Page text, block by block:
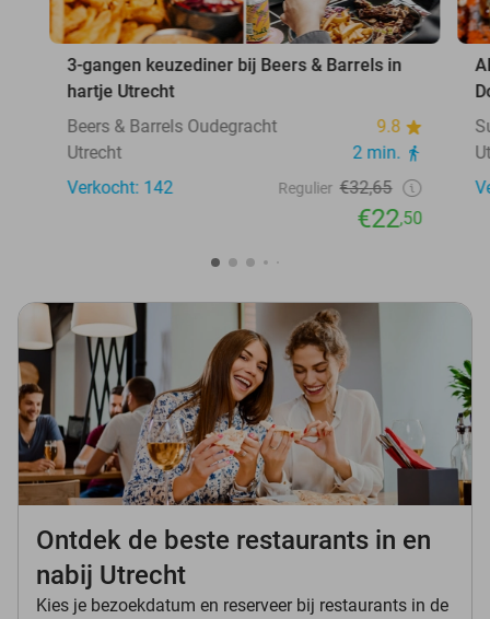
3-gangen keuzediner bij Beers & Barrels in
hartje Utrecht
Beers & Barrels Oudegracht
9.8
Utrecht
2 min.
Verkocht: 142
Regulier €32,65
€22,50
Ontdek de beste restaurants in en
nabij Utrecht
Kies je bezoekdatum en reserveer bij restaurants in de